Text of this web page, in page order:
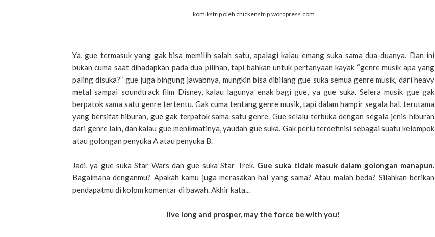
komikstrip oleh chickenstrip.wordpress.com
Ya, gue termasuk yang gak bisa memilih salah satu, apalagi kalau emang suka sama dua-duanya. Dan ini
bukan cuma saat dihadapkan pada dua pilihan, tapi bahkan untuk pertanyaan kayak “genre musik apa yang
paling disuka?” gue juga bingung jawabnya, mungkin bisa dibilang gue suka semua genre musik, dari heavy
metal sampai soundtrack film Disney, kalau lagunya enak bagi gue, ya gue suka. Selera musik gue gak
berpatok sama satu genre tertentu. Gak cuma tentang genre musik, tapi dalam hampir segala hal, terutama
yang bersifat hiburan, gue gak terpatok sama satu genre. Gue selalu terbuka dengan segala jenis hiburan
dari genre lain, dan kalau gue menikmatinya, yaudah gue suka. Gak perlu terdefinisi sebagai suatu kelompok
atau golongan penyuka A atau penyuka B.
Jadi, ya gue suka Star Wars dan gue suka Star Trek. Gue suka tidak masuk dalam golongan manapun.
Bagaimana denganmu? Apakah kamu juga merasakan hal yang sama? Atau malah beda? Silahkan berikan
pendapatmu di kolom komentar di bawah. Akhir kata...
live long and prosper, may the force be with you!